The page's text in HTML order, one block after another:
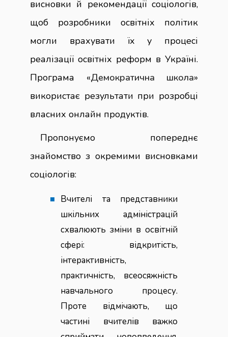
висновки й рекомендації соціологів,
щоб розробники освітніх політик
могли врахувати їх у процесі
реалізації освітніх реформ в Україні.
Програма «Демократична школа»
використає результати при розробці
власних онлайн продуктів.
Пропонуємо попереднє
знайомство з окремими висновками
соціологів:
Вчителі та представники
шкільних адміністрацій
схвалюють зміни в освітній
сфері: відкритість,
інтерактивність,
практичність, всеосяжність
навчального процесу.
Проте відмічають, що
частині вчителів важко